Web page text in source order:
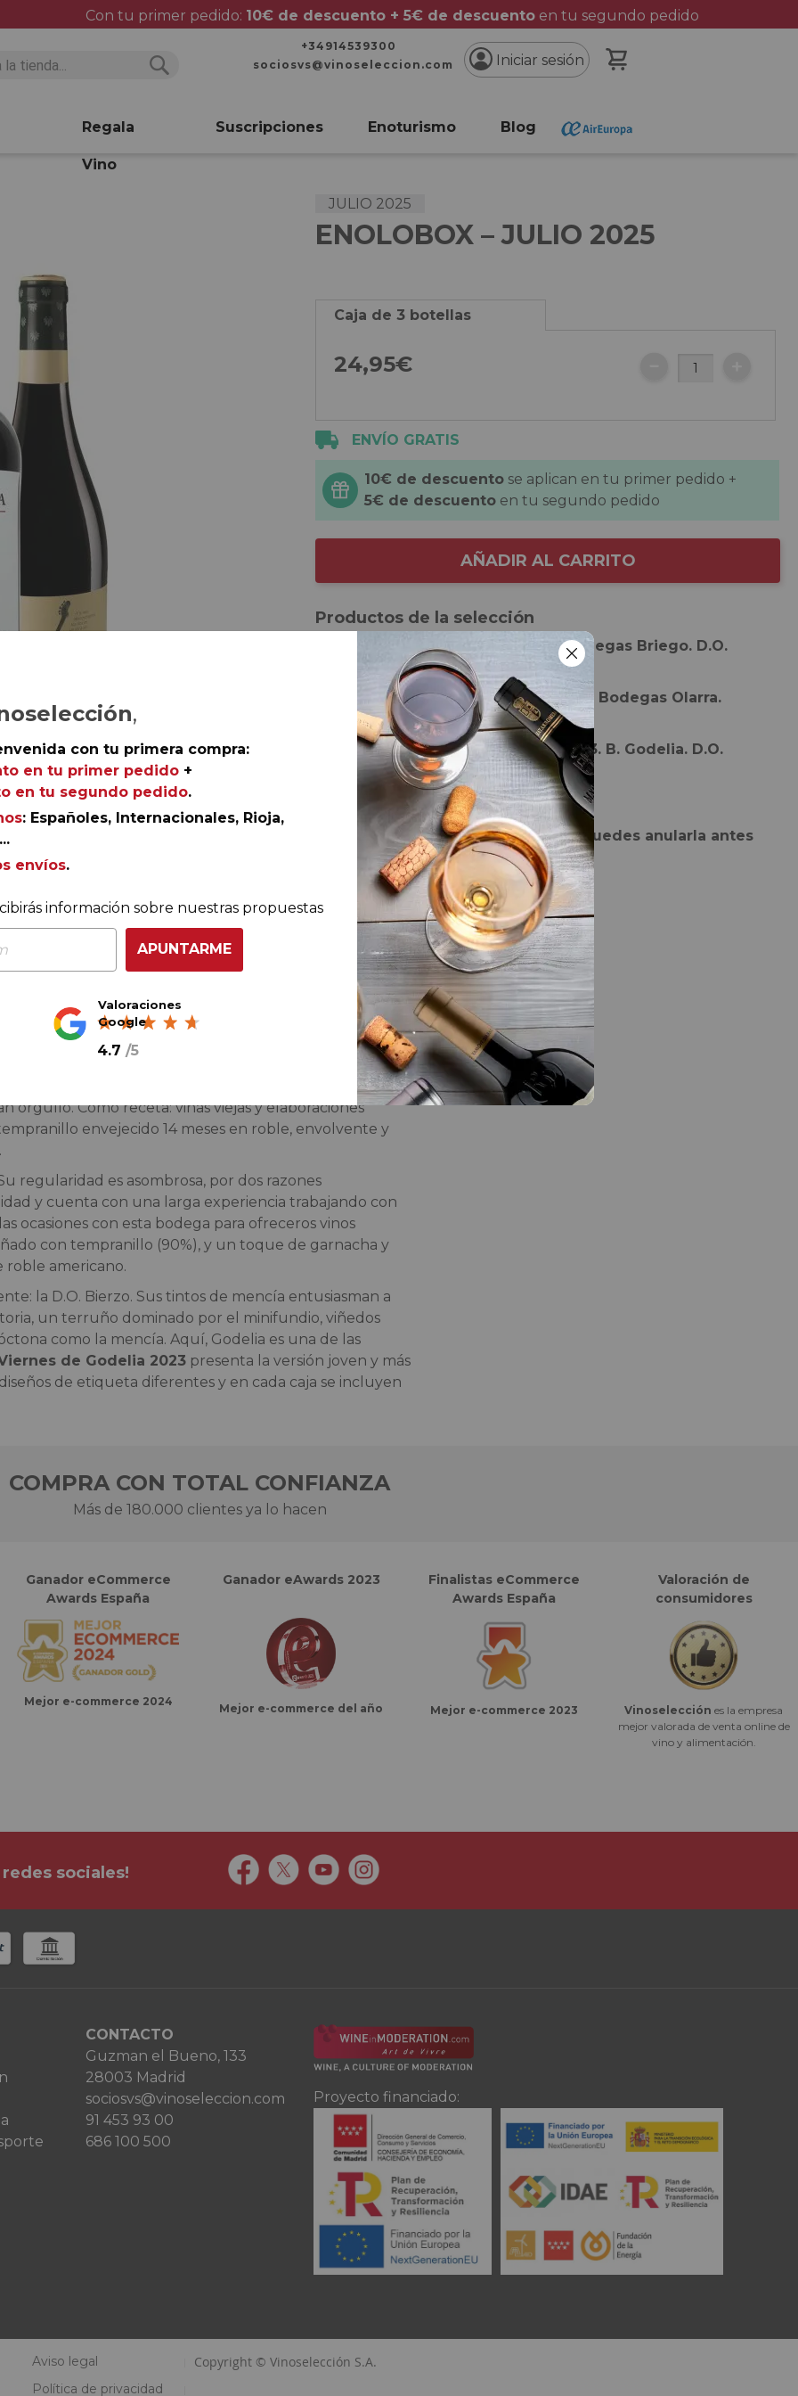
Con tu primer pedido: 10€ de descuento + 5€ de descuentoen tu segundo pedido
+34914539300
sociosvs@vinoseleccion.com
Iniciar sesión
Regala
Vino
Suscripciones Enoturismo Blog
JULIO 2025
ENOLOBOX – JULIO 2025
Caja de 3 botellas
24,95€
ENVÍO GRATIS
10€ de descuento se aplican en tu primer pedido +
5€ de descuento en tu segundo pedido
AÑADIR AL CARRITO
Productos de la selección
Ankal Crianza 2020
. Bodegas Briego. D.O.
Ribera del Duero.
1 botella deAbelenda Reserva 2020. Bodegas Olarra.
D.O.Ca. Rioja.
1 botella deViernes de Godelia 2023. B. Godelia. D.O.
Bierzo.
Si no quieres recibir esta entrega, puedes anularla antes
26 de junioaquí.
con tres fantásticos tintos a un precio increíble.
que representa el concepto de vinos artesanos de
2020, un rioja exclusivo de la prestigiosa
con más encanto de la escena actual, el
la singular uva mencía.
homenaje a una tradición familiar”. Y es que los
recogen el testigo de su padre y trabajan con altos
orgullo. Como receta: viñas viejas y elaboraciones
envejecido 14 meses en roble, envolvente y
regularidad es asombrosa, por dos razones
y cuenta con una larga experiencia trabajando con
ocasiones con esta bodega para ofreceros vinos
con tempranillo (90%), y un toque de garnacha y
roble americano.
la D.O. Bierzo. Sus tintos de mencía entusiasman a
un terruño dominado por el minifundio, viñedos
como la mencía. Aquí, Godelia es una de las
de Godelia 2023 presenta la versión joven y más
de etiqueta diferentes y en cada caja se incluyen
COMPRA CON TOTAL CONFIANZA
Más de 180.000 clientes ya lo hacen
Ganador eCommerce
Awards España
Mejor e-commerce 2024
Ganador eAwards 2023
Mejor e-commerce del año
Finalistas eCommerce
Awards España
Mejor e-commerce 2023
Valoración de
consumidores
Vinoselección es la empresa
mejor valorada de venta online de
vino y alimentación.
sociales!
CONTACTO
Guzman el Bueno, 133
28003 Madrid
sociosvs@vinoseleccion.com
91 453 93 00
686 100 500
Proyecto financiado:
Aviso legal
Política de privacidad
Copyright © Vinoselección S.A.
,
con tu primera compra:
en tu primer pedido+
en tu segundo pedido.
: Españoles, Internacionales, Rioja,
envíos.
información sobre nuestras propuestas
APUNTARME
Valoraciones
Google
4.7 /5